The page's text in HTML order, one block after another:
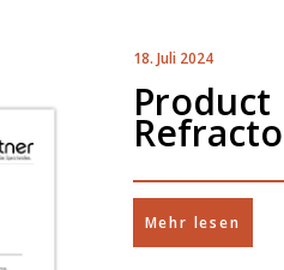
18. Juli 2024
Product
Mehr lesen